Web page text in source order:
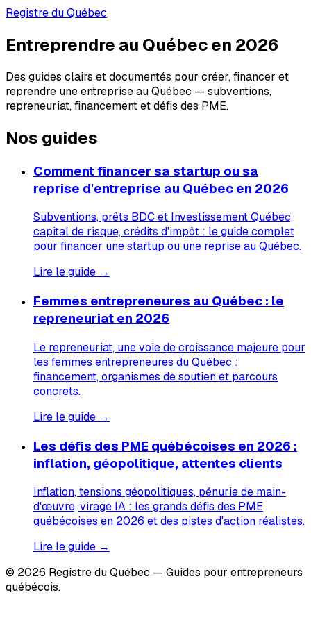
Registre du Québec
Entreprendre au Québec en 2026
Des guides clairs et documentés pour créer, financer et
reprendre une entreprise au Québec — subventions,
repreneuriat, financement et défis des PME.
Nos guides
Comment financer sa startup ou sa
reprise d'entreprise au Québec en 2026
Subventions, prêts BDC et Investissement Québec,
capital de risque, crédits d'impôt : le guide complet
pour financer une startup ou une reprise au Québec.
Lire le guide →
Femmes entrepreneures au Québec : le
repreneuriat en 2026
Le repreneuriat, une voie de croissance majeure pour
les femmes entrepreneures du Québec :
financement, organismes de soutien et parcours
concrets.
Lire le guide →
Les défis des PME québécoises en 2026 :
inflation, géopolitique, attentes clients
Inflation, tensions géopolitiques, pénurie de main-
d'œuvre, virage IA : les grands défis des PME
québécoises en 2026 et des pistes d'action réalistes.
Lire le guide →
© 2026 Registre du Québec — Guides pour entrepreneurs
québécois.